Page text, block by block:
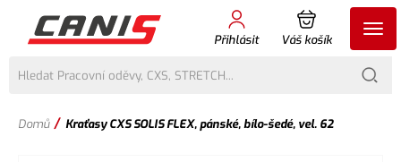
Přihlásit Váš košík
Domů / Kraťasy CXS SOLIS FLEX, pánské, bílo-šedé, vel. 62